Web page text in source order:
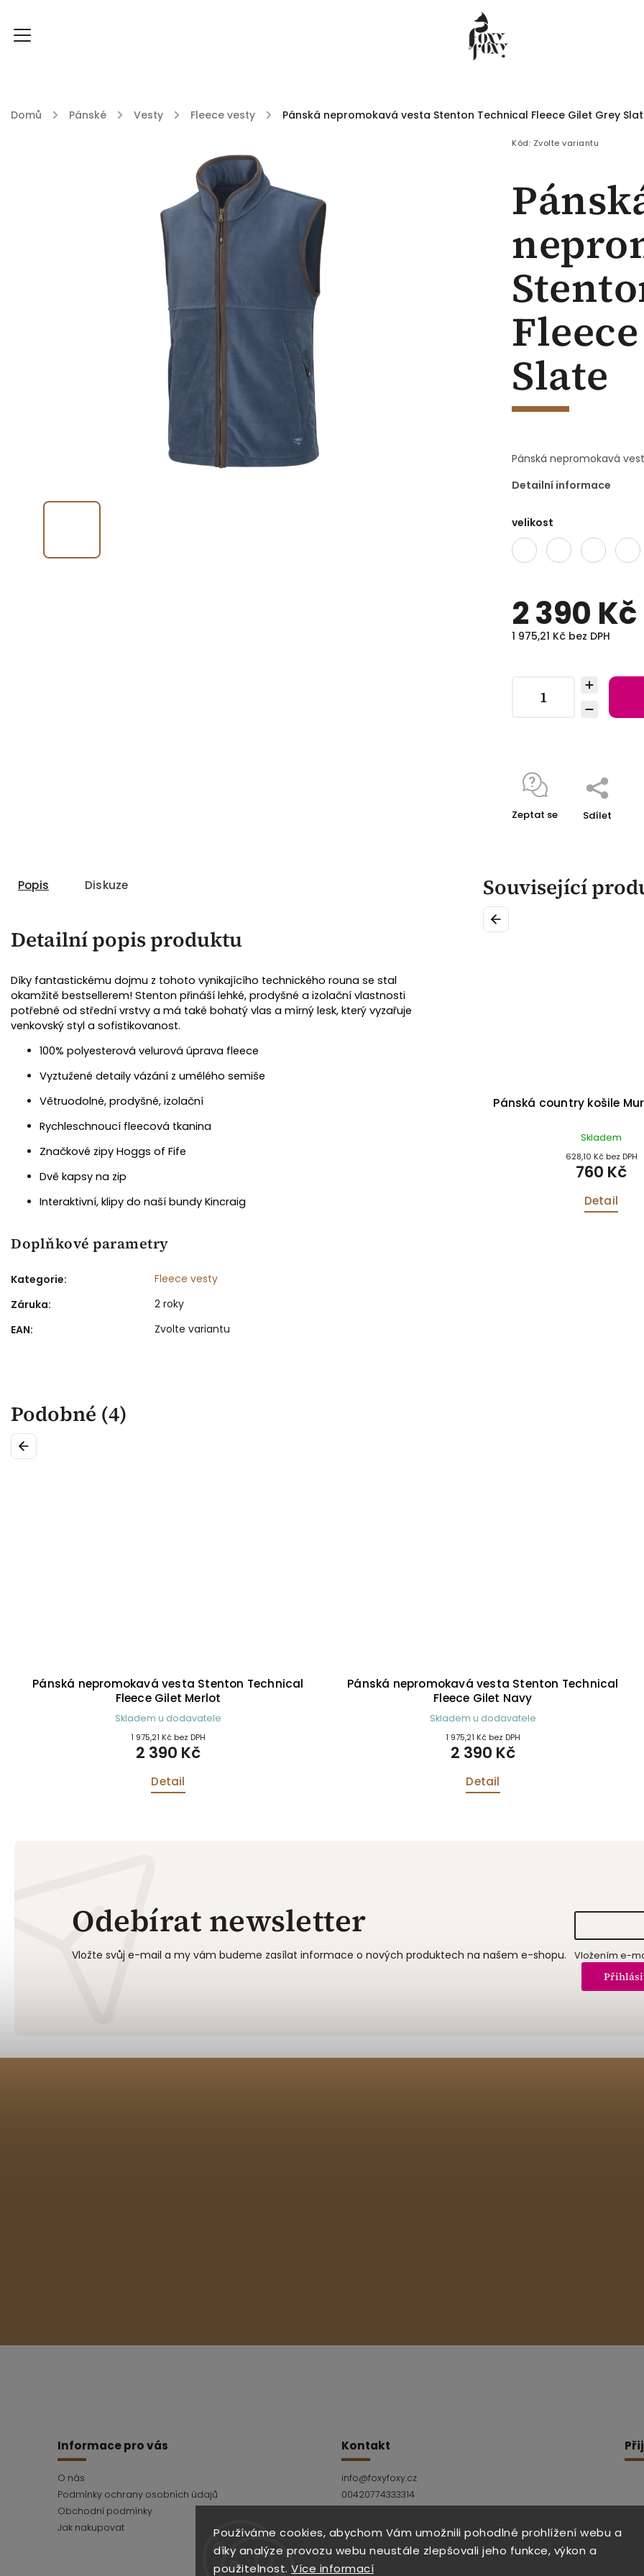
Používáme cookies, abychom Vám umožnili pohodlné prohlížení webu a
díky analýze provozu webu neustále zlepšovali jeho funkce, výkon a
použitelnost. Více informací
Pánské Děti
Domů / Pánské / Vesty / Fleece vesty / Pánská nepromokavá vesta Stenton Technical Fleece Gilet Grey
Slate
Kód: Zvolte variantu
Pánská nepromokavá
Detailní informace
velikost
2 390 Kč
1 975,21 Kč bez DPH
Zeptat se Sdílet
Popis Diskuze
Detailní popis produktu
Díky fantastickému dojmu z tohoto vynikajícího technického rouna se stal
okamžitě bestsellerem! Stenton přináší lehké, prodyšné a izolační vlastnosti
potřebné od střední vrstvy a má také bohatý vlas a mírný lesk, který vyzařuje
venkovský styl a sofistikovanost.
100% polyesterová velurová úprava fleece
Vyztužené detaily vázání z umělého semiše
Větruodolné, prodyšné, izolační
Rychleschnoucí fleecová tkanina
Značkové zipy Hoggs of Fife
Dvě kapsy na zip
Interaktivní, klipy do naší bundy Kincraig
Doplňkové parametry
Kategorie:
Fleece vesty
Záruka:
2 roky
EAN: Zvolte variantu
Související
Previous
Pánská country košile
Skladem
628,10 Kč bez DPH
760 Kč
Detail
Podobné (4)
Previous
Pánská nepromokavá vesta Stenton Technical
Fleece Gilet Merlot
Skladem u dodavatele
1 975,21 Kč bez DPH
2 390 Kč
Detail
Pánská nepromokavá vesta Stenton Technical
Fleece Gilet Navy
Skladem u dodavatele
1 975,21 Kč bez DPH
2 390 Kč
Detail
Odebírat newsletter
Vložte svůj e-mail a my vám budeme zasílat informace o nových produktech na našem e-shopu. Vložením e-
Informace pro vás
O nás
Podmínky ochrany osobních údajů
Obchodní podmínky
Jak nakupovat
Kontakt
info@foxyfoxy.cz
00420774333314
Instagram